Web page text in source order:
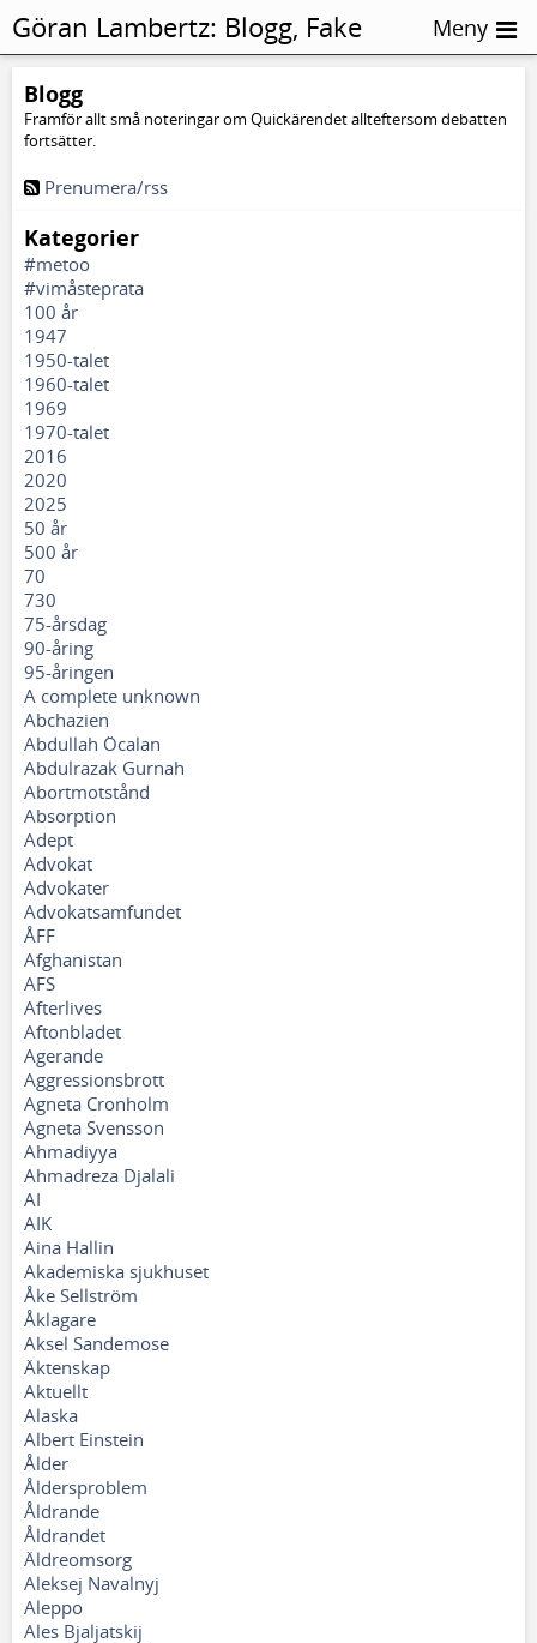
Blogg
Framför allt små noteringar om Quickärendet allteftersom debatten
fortsätter.
Prenumera/rss
Kategorier
#metoo
#vimåsteprata
100 år
1947
1950-talet
1960-talet
1969
1970-talet
2016
2020
2025
50 år
500 år
70
730
75-årsdag
90-åring
95-åringen
A complete unknown
Abchazien
Abdullah Öcalan
Abdulrazak Gurnah
Abortmotstånd
Absorption
Adept
Advokat
Advokater
Advokatsamfundet
ÅFF
Afghanistan
AFS
Afterlives
Aftonbladet
Agerande
Aggressionsbrott
Agneta Cronholm
Agneta Svensson
Ahmadiyya
Ahmadreza Djalali
AI
AIK
Aina Hallin
Akademiska sjukhuset
Åke Sellström
Åklagare
Aksel Sandemose
Äktenskap
Aktuellt
Alaska
Albert Einstein
Ålder
Åldersproblem
Åldrande
Åldrandet
Äldreomsorg
Aleksej Navalnyj
Aleppo
Ales Bjaljatskij
Göran Lambertz: Blogg, Fake
news
Meny